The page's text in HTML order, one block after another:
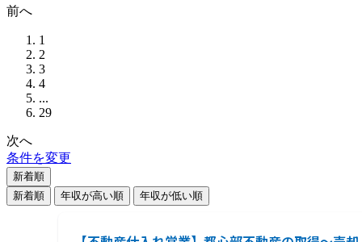
前へ
1
2
3
4
...
29
次へ
条件を変更
新着順
新着順
年収が高い順 年収が低い順